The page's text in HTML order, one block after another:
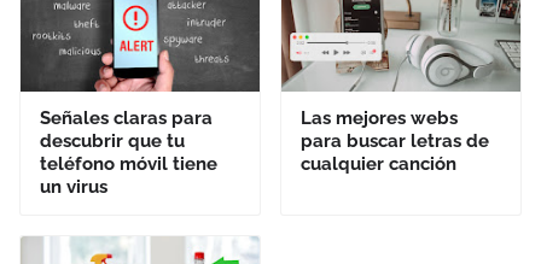
Señales claras para
descubrir que tu
teléfono móvil tiene
un virus
Las mejores webs
para buscar letras de
cualquier canción